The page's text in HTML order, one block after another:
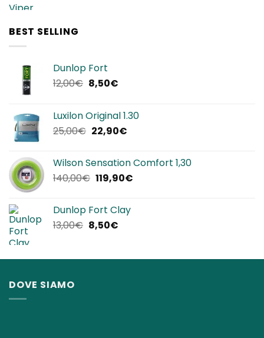
BEST SELLING
Dunlop Fort
12,00€ Il
era:
12,00€.
8,50€Il
è:
8,50€.
Luxilon Original 1.30
25,00€ Il
era:
25,00€.
22,90€Il
è:
22,90€.
Wilson Sensation Comfort 1,30
140,00€ Il
era:
140,00€.
119,90€Il
Dunlop Fort Clay
13,00€ Il
era:
8,50€Il
è:
DOVE SIAMO